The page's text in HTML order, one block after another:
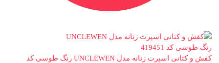
کفش و کتانی اسپرت زنانه مدل UNCLEWEN رنگ طوسی کد